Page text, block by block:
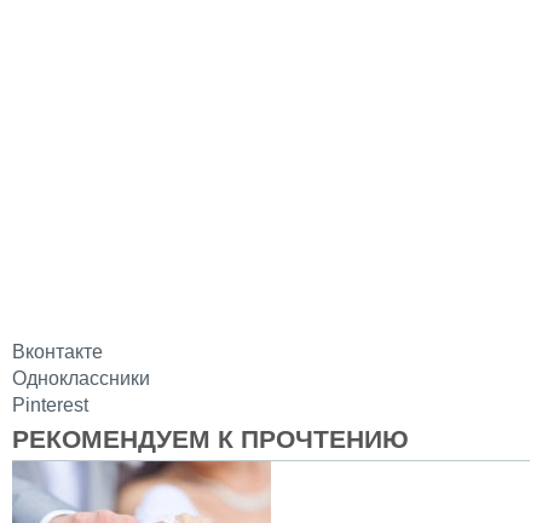
Вконтакте
Одноклассники
Pinterest
РЕКОМЕНДУЕМ К ПРОЧТЕНИЮ